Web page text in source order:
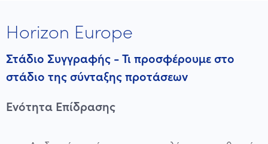
Horizon Europe
Στάδιο Συγγραφής - Τι προσφέρουμε στο
στάδιο της σύνταξης προτάσεων
Ενότητα Επίδρασης